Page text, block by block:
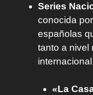
Series
conocida
españolas
tanto a nivel
«La